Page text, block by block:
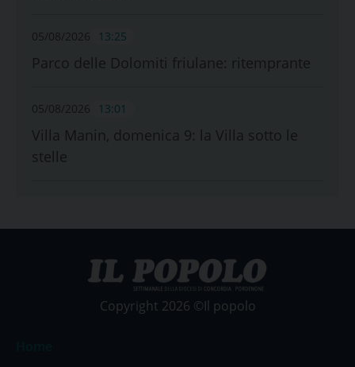
05/08/2026 13:25
Parco delle Dolomiti friulane: ritemprante
05/08/2026 13:01
Villa Manin, domenica 9: la Villa sotto le
stelle
Copyright 2026 ©Il popolo